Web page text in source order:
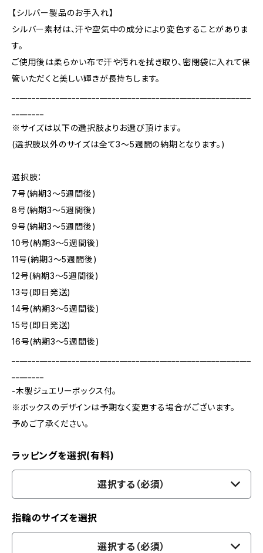
【シルバー製品のお手入れ】
シルバー素材は、汗や空気中の成分により変色することがありま
す。
ご使用後は柔らかい布で汗や汚れを拭き取り、密閉袋に入れて保
管いただくと美しい輝きが長持ちします。
※サイズは以下の選択肢よりお選び頂けます。
(選択肢以外のサイズは全て3～5週間の納期となります。)
選択肢：
7号(納期3～5週間後)
8号(納期3～5週間後)
9号(納期3～5週間後)
10号(納期3～5週間後)
11号(納期3～5週間後)
12号(納期3～5週間後)
13号(即日発送)
14号(納期3～5週間後)
15号(即日発送)
16号(納期3～5週間後)
-木製ジュエリーボックス付。
※ボックスのデザインは予期なく変更する場合がございます。
予めご了承ください。
ラッピングを選択(有料)
選択する（必須）
指輪のサイズを選択
選択する（必須）